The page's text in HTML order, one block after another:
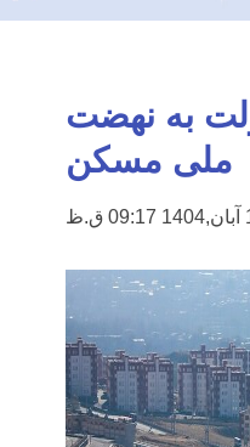
به نهضت
ملی مسکن